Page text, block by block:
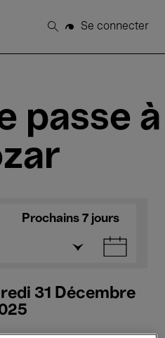
Rechercher
Se connecter
passe à
Prochains 7 jours
31 Décembre